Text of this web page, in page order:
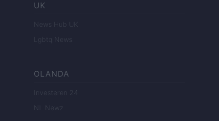
UK
News Hub UK
Lgbtq News
OLANDA
Investeren 24
NL Newz